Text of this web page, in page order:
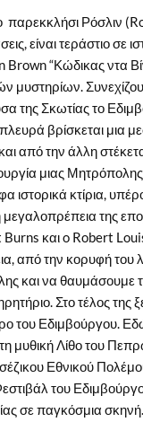
Ρόσλιν
είναι τεράστιο σε
“Κώδικας ντα
Σκωτίας το
βρίσκεται μια
από την άλλη
μιας
κτίρια,
μεγαλοπρέπεια της
και o Robert
από την κορυφή
και να θαυμάσουμε
Στο τέλος
του Εδιμβούργου.
μυθική Λίθο του
Εθνικού
του
σε παγκόσμια σκηνή.